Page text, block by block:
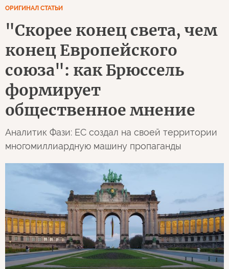
ОРИГИНАЛ СТАТЬИ
"Скорее конец света, чем
конец Европейского
союза": как Брюссель
формирует
общественное мнение
Аналитик Фази: ЕС создал на своей территории
многомиллиардную машину пропаганды